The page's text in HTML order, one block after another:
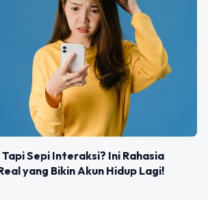
Sepi Interaksi? Ini Rahasia
yang Bikin Akun Hidup Lagi!